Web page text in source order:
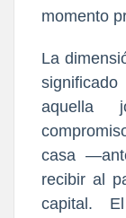
momento
La
aquella
casa
recibir al
capital.